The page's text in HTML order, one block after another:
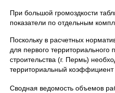
При большой громоздкости
показатели по отдельным
Поскольку в расчетных
для первого
строительства (г. Пермь)
территориальный коэффициент
Сводная ведомость объемов